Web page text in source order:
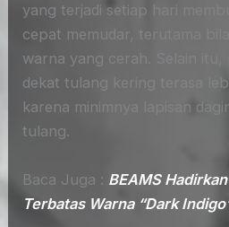
yang terjadi setiap hari
cepat memudar, terutama
warna yang cerah. Selain itu,
dekat tulang kering terasa
karena minimnya lapisan
tulang.
Baca Juga : BEAMS
Terbatas Warna “Dark